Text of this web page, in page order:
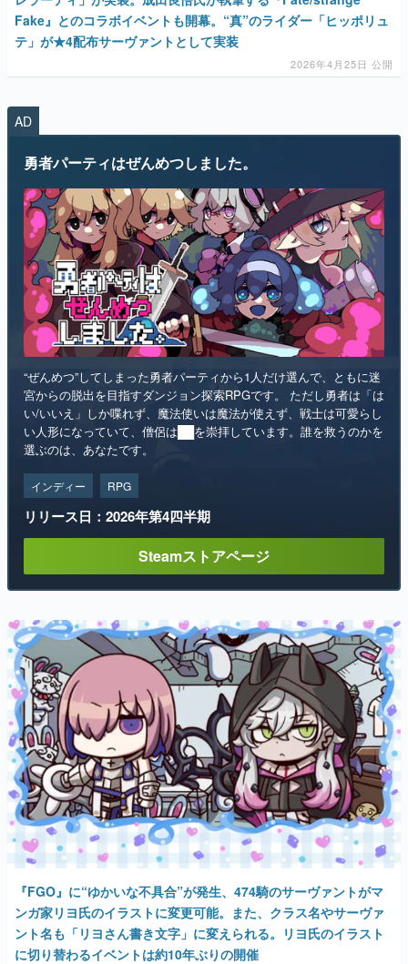
Fake』とのコラボイベントも開幕。“真”のライダー「ヒッポリュ
テ」が★4配布サーヴァントとして実装
2026年4月25日 公開
AD
勇者パーティはぜんめつしました。
“ぜんめつ”してしまった勇者パーティから1人だけ選んで、ともに迷
宮からの脱出を目指すダンジョン探索RPGです。 ただし勇者は「は
い/いいえ」しか喋れず、魔法使いは魔法が使えず、戦士は可愛らし
い人形になっていて、僧侶は██を崇拝しています。誰を救うのかを
選ぶのは、あなたです。
インディー RPG
リリース日：2026年第4四半期
Steamストアページ
『FGO』に“ゆかいな不具合”が発生、474騎のサーヴァントがマ
ンガ家リヨ氏のイラストに変更可能。また、クラス名やサーヴァ
ント名も「リヨさん書き文字」に変えられる。リヨ氏のイラスト
に切り替わるイベントは約10年ぶりの開催